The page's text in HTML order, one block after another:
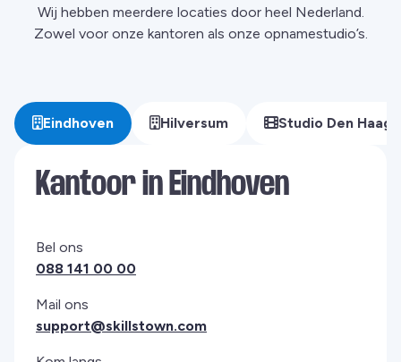
Wij hebben meerdere locaties door heel Nederland.
Zowel voor onze kantoren als onze opnamestudio’s.
Eindhoven Hilversum Studio Den Haag
Kantoor in Eindhoven
Bel ons
088 141 00 00
Mail ons
support@skillstown.com